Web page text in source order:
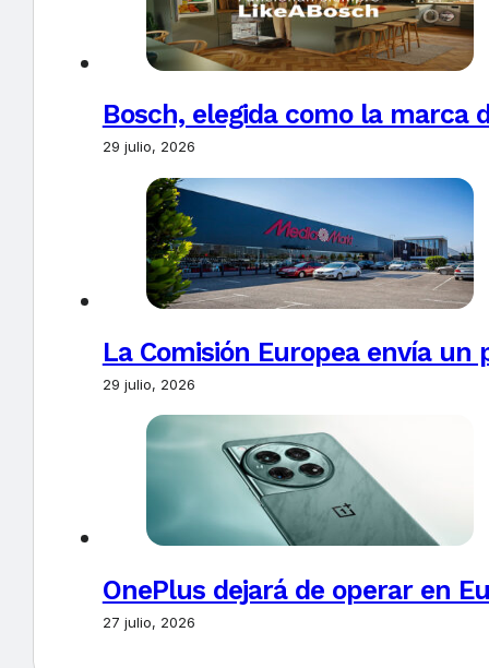
Bosch, elegida como la marca
29 julio, 2026
La Comisión Europea envía un
29 julio, 2026
OnePlus dejará de operar en
27 julio, 2026